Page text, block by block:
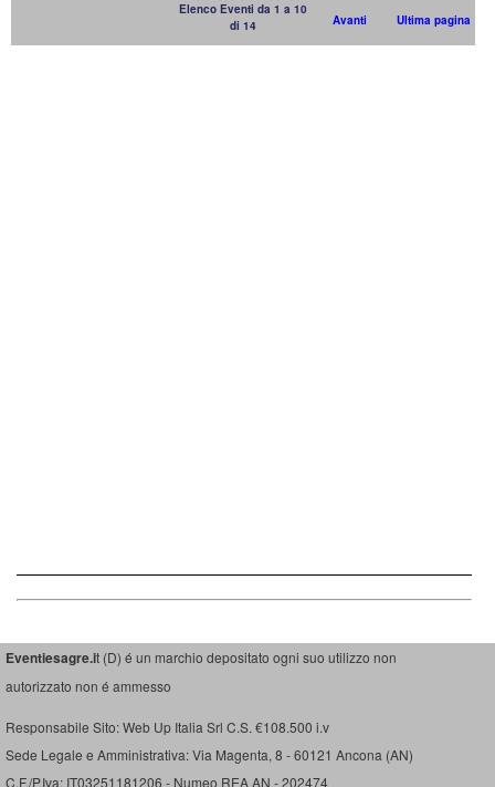
Elenco Eventi da 1 a 10
di 14
Avanti Ultima pagina
Eventiesagre.it (D) é un marchio depositato ogni suo utilizzo non
autorizzato non é ammesso
Responsabile Sito: Web Up Italia Srl C.S. €108.500 i.v
Sede Legale e Amministrativa: Via Magenta, 8 - 60121 Ancona (AN)
C.F./P.Iva: IT03251181206 - Numeo REA AN - 202474